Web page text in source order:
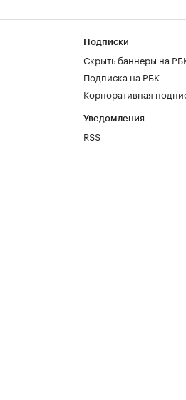
Подписки
Скрыть баннеры на
Подписка на РБК
Корпоративная
Уведомления
RSS